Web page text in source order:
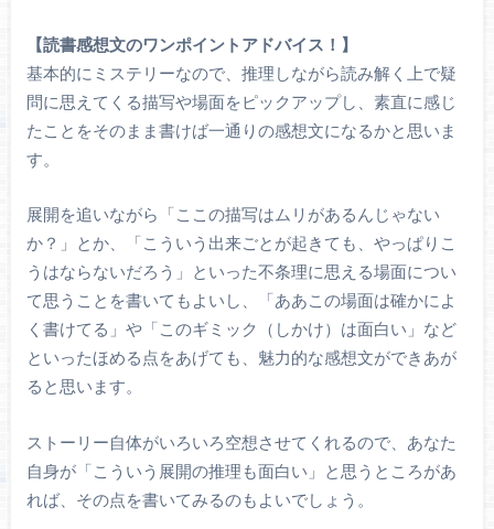
【読書感想文のワンポイントアドバイス！】
基本的にミステリーなので、推理しながら読み解く上で疑
問に思えてくる描写や場面をピックアップし、素直に感じ
たことをそのまま書けば一通りの感想文になるかと思いま
す。
展開を追いながら「ここの描写はムリがあるんじゃない
か？」とか、「こういう出来ごとが起きても、やっぱりこ
うはならないだろう」といった不条理に思える場面につい
て思うことを書いてもよいし、「ああこの場面は確かによ
く書けてる」や「このギミック（しかけ）は面白い」など
といったほめる点をあげても、魅力的な感想文ができあが
ると思います。
ストーリー自体がいろいろ空想させてくれるので、あなた
自身が「こういう展開の推理も面白い」と思うところがあ
れば、その点を書いてみるのもよいでしょう。